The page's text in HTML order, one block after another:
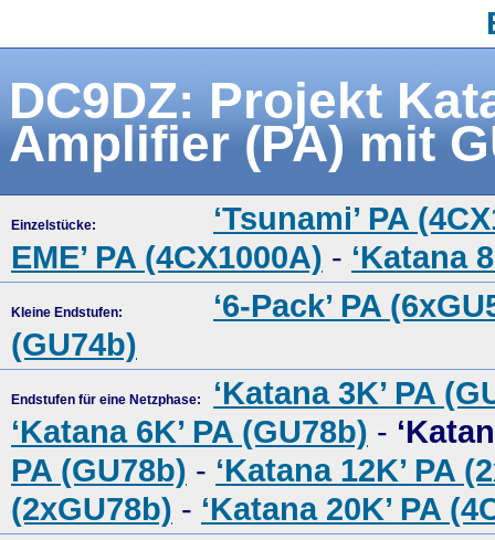
DC9DZ: Projekt
Amplifier (PA) mit
Einzelstücke:
‘Tsunami’ PA
EME’ PA (4CX1000A) - ‘Katana
Kleine Endstufen:
‘6-Pack’ PA
(GU74b)
Endstufen für eine Netzphase:
‘Katana 3K’ PA
‘Katana 6K’ PA (GU78b) -
PA (GU78b) - ‘Katana 12K’ PA
(2xGU78b) - ‘Katana 20K’ PA